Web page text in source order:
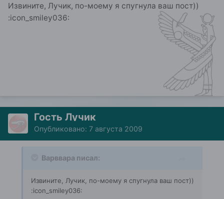
Извините, Лучик, по-моему я спугнула ваш пост))
:icon_smiley036:
Гость Лучик
Опубликовано: 7 августа 2009
Варввара писал:
Извините, Лучик, по-моему я спугнула ваш пост))
:icon_smiley036: